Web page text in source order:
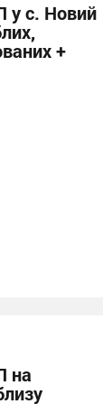
у с. Новий
+
на